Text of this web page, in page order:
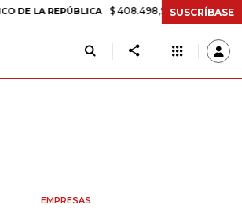
REPÚBLICA $ 408.498,97 +$ 8.753,81 +2,19%
SUSCRÍBASE
EMPRESAS